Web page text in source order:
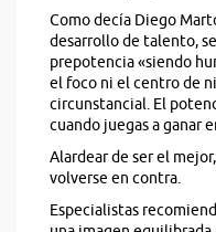
Como decía Diego
desarrollo de talento,
prepotencia «siendo
el foco ni el centro de
circunstancial. El
cuando juegas a ganar
Alardear de ser el
volverse en contra.
Especialistas